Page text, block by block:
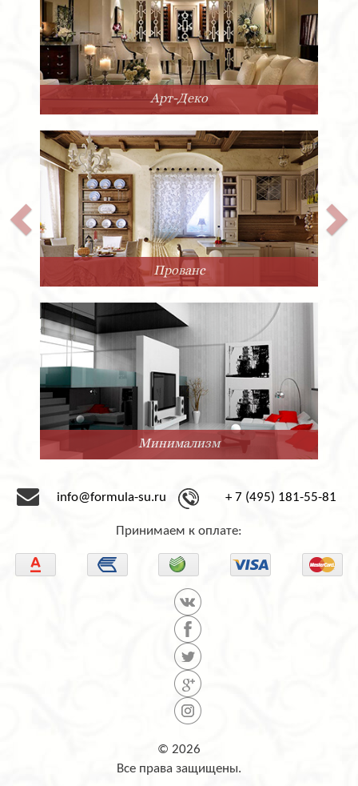
Арт-Деко
Прованс
Минимализм
info@formula-su.ru + 7 (495) 181-55-81
Принимаем к оплате:
© 2026
Все права защищены.